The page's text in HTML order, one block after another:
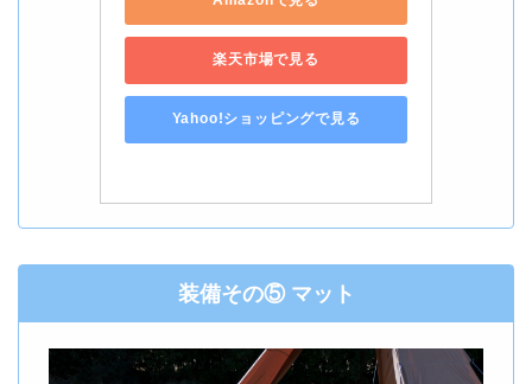
楽天市場で見る
Yahoo!ショッピングで見る
装備その⑤ マット